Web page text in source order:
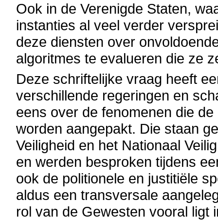
Ook in de Verenigde Staten,
instanties al veel verder
deze diensten over
algoritmes te evalueren die ze
Deze schriftelijke vraag heeft
verschillende regeringen en
eens over de fenomenen die
worden aangepakt. Die staan
Veiligheid en het Nationaal
en werden besproken tijdens
ook de politionele en justitiële
aldus een transversale
rol van de Gewesten vooral ligt